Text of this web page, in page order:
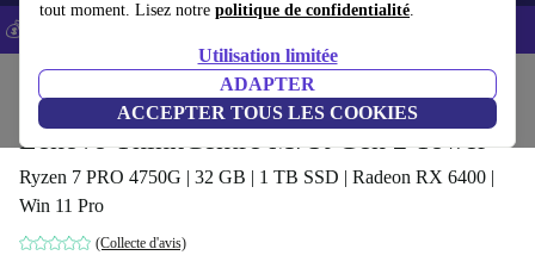
tout moment. Lisez notre politique de confidentialité.
Utilisation limitée
ADAPTER
ACCEPTER TOUS LES COOKIES
💰-5% EXTRA sur les iPhones – Code: IPHONEDEAL -
Ordinateurs de bureau Ordinateurs de bureau Lenovo
Lenovo ThinkCentre M75t Gen 2 Tower
Ryzen 7 PRO 4750G | 32 GB | 1 TB SSD | Radeon RX 6400 |
Win 11 Pro
(Collecte d'avis)